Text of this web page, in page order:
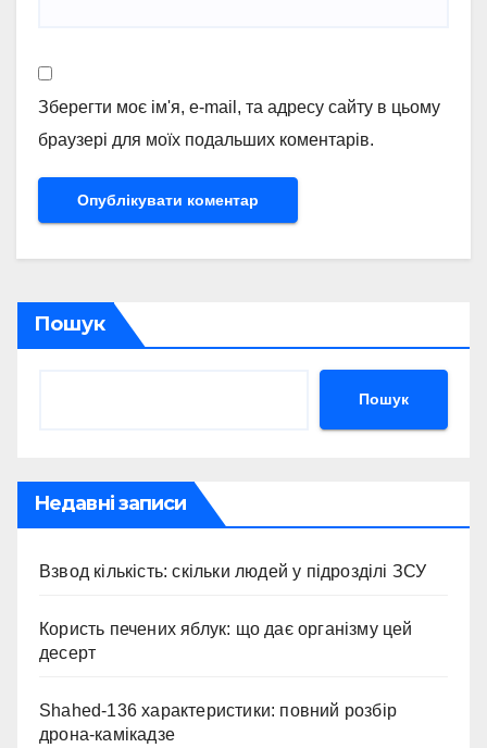
Зберегти моє ім'я, e-mail, та адресу сайту в цьому
браузері для моїх подальших коментарів.
Пошук
Пошук
Недавні записи
Взвод кількість: скільки людей у підрозділі ЗСУ
Користь печених яблук: що дає організму цей
десерт
Shahed-136 характеристики: повний розбір
дрона-камікадзе